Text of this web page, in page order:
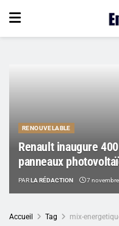
RENOUVELABLE
Renault inaugure
panneaux
PARLA RÉDACTION 7
Accueil Tag mix-